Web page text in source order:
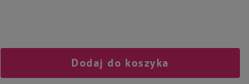
Dodaj do koszyka